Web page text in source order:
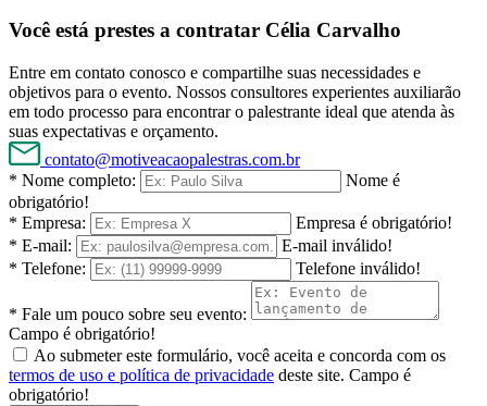
Você está prestes a contratar Célia Carvalho
Entre em contato conosco e compartilhe suas necessidades e
objetivos para o evento. Nossos consultores experientes auxiliarão
em todo processo para encontrar o palestrante ideal que atenda às
suas expectativas e orçamento.
contato@motiveacaopalestras.com.br
* Nome completo:
Nome é
obrigatório!
* Empresa:
Empresa é obrigatório!
* E-mail:
E-mail inválido!
* Telefone:
Telefone inválido!
* Fale um pouco sobre seu evento:
Campo é obrigatório!
Ao submeter este formulário, você aceita e concorda com os
termos de uso e política de privacidade deste site. Campo é
obrigatório!